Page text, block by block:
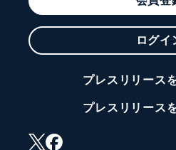
ログイ
プレスリリース
プレスリリース